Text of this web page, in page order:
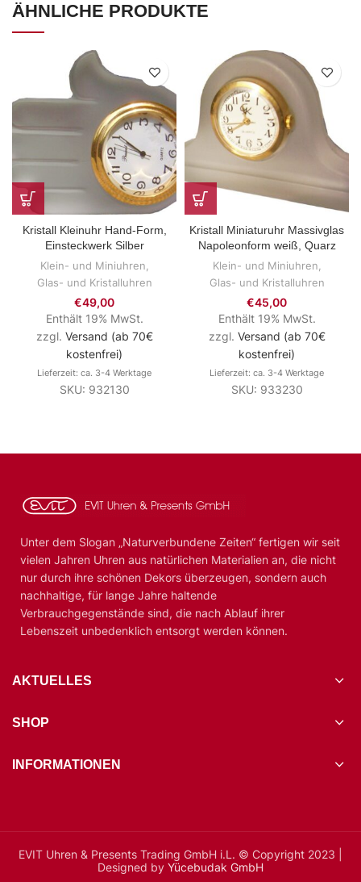
ÄHNLICHE PRODUKTE
Kristall Kleinuhr Hand-Form,
Einsteckwerk Silber
Klein- und Miniuhren,
Glas- und Kristalluhren
€49,00
Enthält 19% MwSt.
zzgl. Versand (ab 70€
kostenfrei)
Lieferzeit: ca. 3-4 Werktage
SKU: 932130
Kristall Miniaturuhr Massivglas
Napoleonform weiß, Quarz
Klein- und Miniuhren,
Glas- und Kristalluhren
€45,00
Enthält 19% MwSt.
zzgl. Versand (ab 70€
kostenfrei)
Lieferzeit: ca. 3-4 Werktage
SKU: 933230
Unter dem Slogan „Naturverbundene Zeiten“ fertigen wir seit
vielen Jahren Uhren aus natürlichen Materialien an, die nicht
nur durch ihre schönen Dekors überzeugen, sondern auch
nachhaltige, für lange Jahre haltende
Verbrauchgegenstände sind, die nach Ablauf ihrer
Lebenszeit unbedenklich entsorgt werden können.
AKTUELLES
SHOP
INFORMATIONEN
EVIT Uhren & Presents Trading GmbH i.L. © Copyright 2023 |
Designed by Yücebudak GmbH